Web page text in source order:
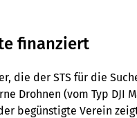
finanziert
die der STS für die
Drohnen (vom Typ DJI
begünstigte Verein